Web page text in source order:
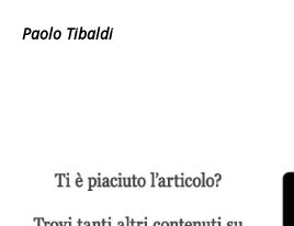
Paolo Tibaldi